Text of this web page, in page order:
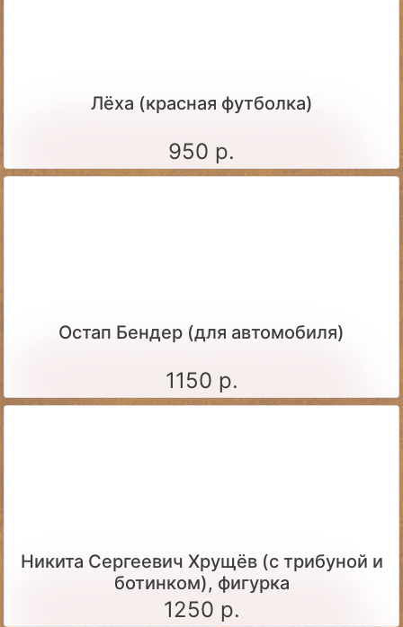
Лёха (красная футболка)
950 р.
Остап Бендер (для автомобиля)
1150 р.
Никита Сергеевич Хрущёв (с трибуной и
ботинком), фигурка
1250 р.